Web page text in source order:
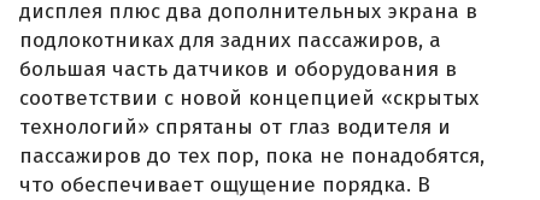
дисплея плюс два дополнительных экрана в
подлокотниках для задних пассажиров, а
большая часть датчиков и оборудования в
соответствии с новой концепцией «скрытых
технологий» спрятаны от глаз водителя и
пассажиров до тех пор, пока не понадобятся,
что обеспечивает ощущение порядка. В